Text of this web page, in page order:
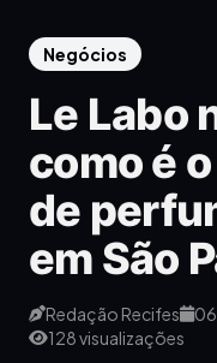
Negócios
Le Labo
como é
de
em São
Redação Recifes
06
128 visualizações